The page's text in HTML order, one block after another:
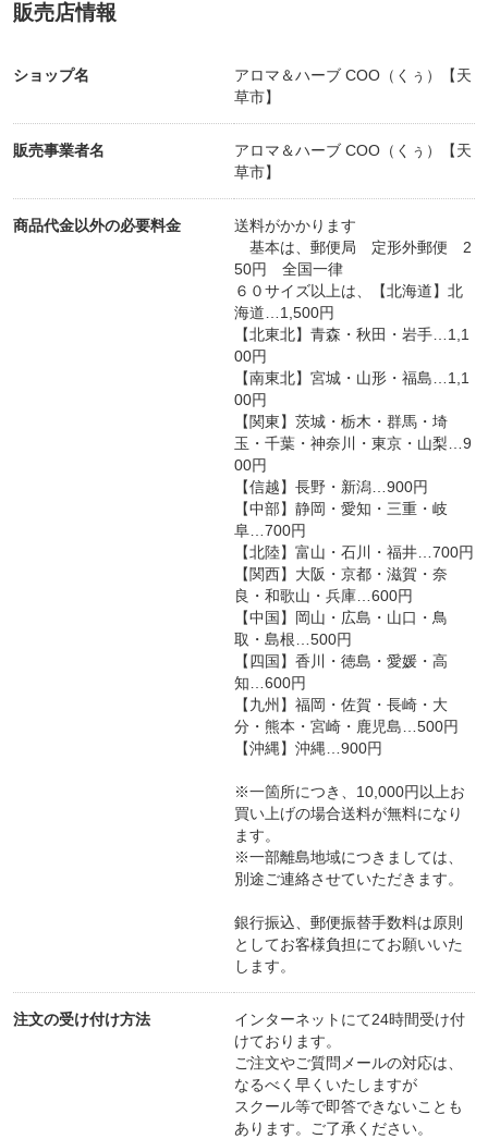
販売店情報
ショップ名
アロマ＆ハーブ COO（くぅ）【天
草市】
販売事業者名
アロマ＆ハーブ COO（くぅ）【天
草市】
商品代金以外の必要料金
送料がかかります
基本は、郵便局 定形外郵便 2
50円 全国一律
６０サイズ以上は、【北海道】北
海道…1,500円
【北東北】青森・秋田・岩手…1,1
00円
【南東北】宮城・山形・福島…1,1
00円
【関東】茨城・栃木・群馬・埼
玉・千葉・神奈川・東京・山梨…9
00円
【信越】長野・新潟…900円
【中部】静岡・愛知・三重・岐
阜…700円
【北陸】富山・石川・福井…700円
【関西】大阪・京都・滋賀・奈
良・和歌山・兵庫…600円
【中国】岡山・広島・山口・鳥
取・島根…500円
【四国】香川・徳島・愛媛・高
知…600円
【九州】福岡・佐賀・長崎・大
分・熊本・宮崎・鹿児島…500円
【沖縄】沖縄…900円
※一箇所につき、10,000円以上お
買い上げの場合送料が無料になり
ます。
※一部離島地域につきましては、
別途ご連絡させていただきます。
銀行振込、郵便振替手数料は原則
としてお客様負担にてお願いいた
します。
注文の受け付け方法
インターネットにて24時間受け付
けております。
ご注文やご質問メールの対応は、
なるべく早くいたしますが
スクール等で即答できないことも
あります。ご了承ください。